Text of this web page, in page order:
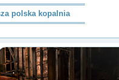
polska kopalnia